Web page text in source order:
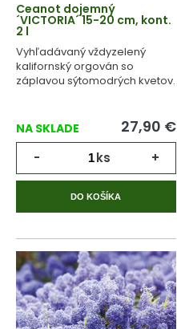
Ceanot dojemný
´VICTORIA´ 15-20 cm, kont.
2 l
Vyhľadávaný vždyzelený
kalifornský orgován so
záplavou sýtomodrých kvetov.
NA SKLADE 27,90 €
- ks +
DO KOŠÍKA